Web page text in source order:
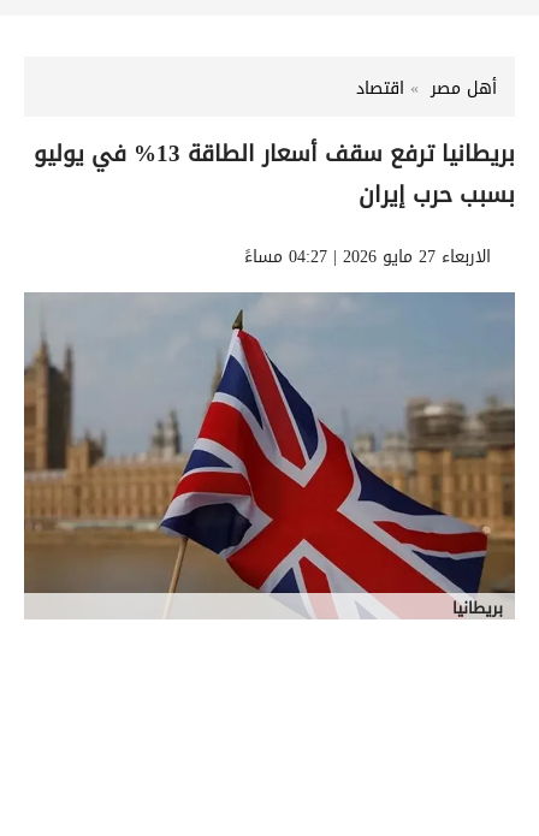
أهل مصر اقتصاد
بريطانيا ترفع سقف أسعار الطاقة 13% في يوليو
بسبب حرب إيران
الاربعاء 27 مايو 2026 | 04:27 مساءً
بريطانيا